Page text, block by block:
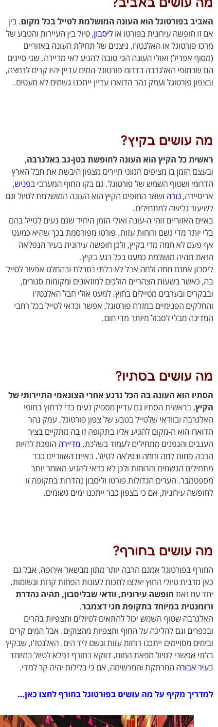
בפורטוגל הוא העונה המושלמת לטייל בכל מקום. בין
חופשה עירונית בפורטו אוליסבון, טיול בין העיירות והטבע של
פורטוגל או האלנטז'ו, ניצנים של תחילת העונה באזוריים
אפריל) ואולי העונה הכי טובה להגיע לאי מדיירה. שני סייגים
האלגרבה בדרום פורטוגל המים עדיין יהיו קרים לרחצה,
פורטוגל ועמק נהר הדוארו עדיין ייתכנו גשמים לא מעטים.
עושים בקיץ?
כל הקיץ הוא העונה לחופשת בטן-גב באלגרבה,
הזמן בו מציפים המוני תיירים מצפון היבשת את חבל הארץ
ושטוף השמש של פורטוגל. גם בקו החוף המערבי בפניש,
נזרה ושאר החופים הקיץ הוא העונה המושלמת לטיול וגם
גלישה למתחילים.
האזוריים זוהי ה-עונה ואולי הזמן היחיד שגם נעים לטייל בהם
יותר מדי גשם ורוחות עזות. פורטו מפורסמת בכך שהיא כמעט
לא חמה מדי בקיץ, ולכן חופשה עירונית בעיר הנפלאה
תהיה מושלמת כמעט בכל רגע בקיץ.
אמנם חמה ולחה אבל לא בלתי נסבלת ובהחלט אפשר לטייל
בשעות הצהריים הולכים למוזאונים ומקומות סגורים,
ובערבים מטיילים בחוץ. למעט אולי חבל האלנטז'ו
הפנימיים במזרח פורטוגל, אפשר וכדאי לטייל בכל רחבי
מבלי לסבול מיותר מדי חום.
עושים בסתיו?
הוא העונה בה הכל נרגע אחרי הצונאמי התיירותי של
, בראשית הסתיו גם עדיין מספיק נעים כדי לרחוץ בחופי
ובוודאי שלטייל בטבע של צפון פורטוגל. עמק נהר
הוא ה-מקום להגיע אליו בתקופה זו בה מתקיים בציר
והגפנים מתחילים לעמוד בשלכת.מדיירההופכת להיות
פחות לחה וחמה ונפלאה לטיול. באיים האזוריים כבר
הגשמים והרוחות ולכן לא כדאי להגיע מאוחר יותר
הערים הגדולות פורטו וליסבון נהדרות בתקופה זו
עירונית, אם כי בצפון כבר ייתכנו ימים גשומים.
עושים בחורף?
בפורטוגל אמנם הרבה יותר מתון מבשאר אירופה, אבל גם
מרבית טיולי החוץ יאלצו לחכות לעונות הפחות קרות וגשומות.
עם זאת חופשה עירונית, וודאי שבליסבון, תהיה נהדרת
במיוחד בתקופת חגי דצמבר.
שטוף השמש יכול להתאים לטיולים ותצפיות בהרים
וגם להליכה על החוף ותצפיות מהצוקים. אבל המים קרים
מסויימים ייתכנו רוחות עזות וגשם ליד הים. האלנטז'ו, שבקיץ
אפשרי לטיול מפאת החום, דווקא בחורף נפלא לטיול במיוחד
אבורההמרתקת והמרשימה, אם כי בלילות יהיה קר למדי.
מקיף על מה עושים בפורטוגל בחורף לחצו כאן…